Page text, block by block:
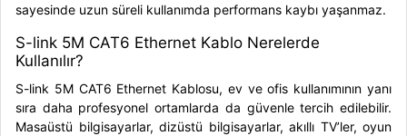
sayesinde uzun süreli kullanımda performans kaybı yaşanmaz.
S-link 5M CAT6 Ethernet Kablo Nerelerde
Kullanılır?
S-link 5M CAT6 Ethernet Kablosu, ev ve ofis kullanımının yanı
sıra daha profesyonel ortamlarda da güvenle tercih edilebilir.
Masaüstü bilgisayarlar, dizüstü bilgisayarlar, akıllı TV’ler, oyun